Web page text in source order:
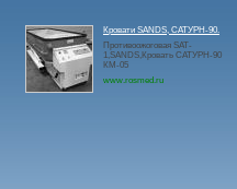
Кровати SANDS, САТУРН-90.
Противоожоговая SAT-
1,SANDS,Кровать САТУРН-90
КМ-05
www.rosmed.ru